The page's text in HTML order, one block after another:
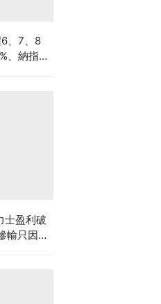
6、7、8
、納指跌
士盈利破
輸只因忽